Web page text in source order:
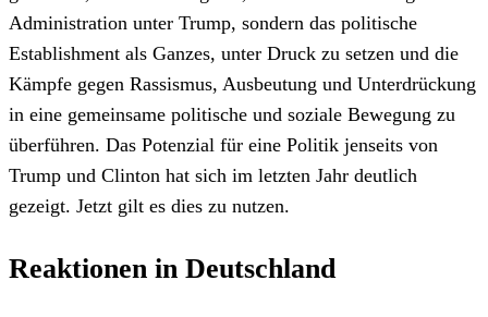
Administration unter Trump, sondern das politische
Establishment als Ganzes, unter Druck zu setzen und die
Kämpfe gegen Rassismus, Ausbeutung und Unterdrückung
in eine gemeinsame politische und soziale Bewegung zu
überführen. Das Potenzial für eine Politik jenseits von
Trump und Clinton hat sich im letzten Jahr deutlich
gezeigt. Jetzt gilt es dies zu nutzen.
Reaktionen in Deutschland